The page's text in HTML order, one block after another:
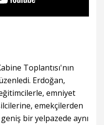
Toplantısı'nın
Erdoğan,
emniyet
emekçilerden
bir yelpazede aynı